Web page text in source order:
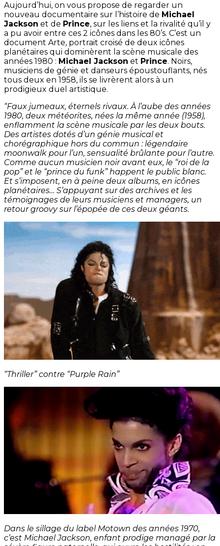
Aujourd’hui, on vous propose de regarder un
nouveau documentaire sur l’histoire de Michael
Jackson et de Prince, sur les liens et la rivalité qu’il y
a pu avoir entre ces 2 icônes dans les 80’s. C’est un
document Arte, portrait croisé de deux icônes
planétaires qui dominèrent la scène musicale des
années 1980 : Michael Jackson et Prince. Noirs,
musiciens de génie et danseurs époustouflants, nés
tous deux en 1958, ils se livrèrent alors à un
prodigieux duel artistique.
“Faux jumeaux, éternels rivaux. À l’aube des années
1980, deux météorites, nées la même année (1958),
enflamment la scène musicale par les deux bouts.
Des artistes dotés d’un génie musical et
chorégraphique hors du commun : légendaire
moonwalk pour l’un, sensualité brûlante pour l’autre.
Comme aucun musicien noir avant eux, le “roi de la
pop” et le “prince du funk” happent le public blanc.
Et s’imposent, en à peine deux albums, en icônes
planétaires… S’appuyant sur des archives et les
témoignages de leurs musiciens et managers, un
retour groovy sur l’épopée de ces deux géants.
“Thriller” contre “Purple Rain”
Dans le sillage du label Motown des années 1970,
c’est Michael Jackson, enfant prodige managé par la